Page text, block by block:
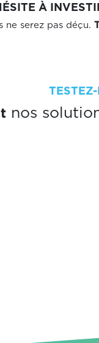
À
ne serez pas déçu.
nos